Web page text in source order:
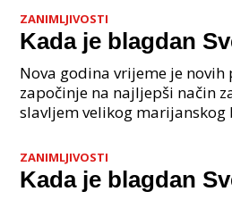
dola
ZANIMLJIVOSTI
Kada je blagdan
Nova godina vrijeme je novih
započinje na najljepši način
slavljem velikog marijanskog
Bogorodicu. Ka
ZANIMLJIVOSTI
Kada je blagdan